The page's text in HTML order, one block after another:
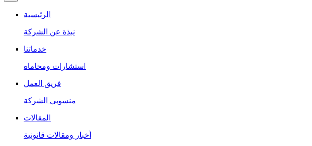
الرئيسية
نبذة عن الشركة
خدماتنا
استشارات ومحاماه
فريق العمل
منسوبي الشركة
المقالات
أخبار ومقالات قانونية